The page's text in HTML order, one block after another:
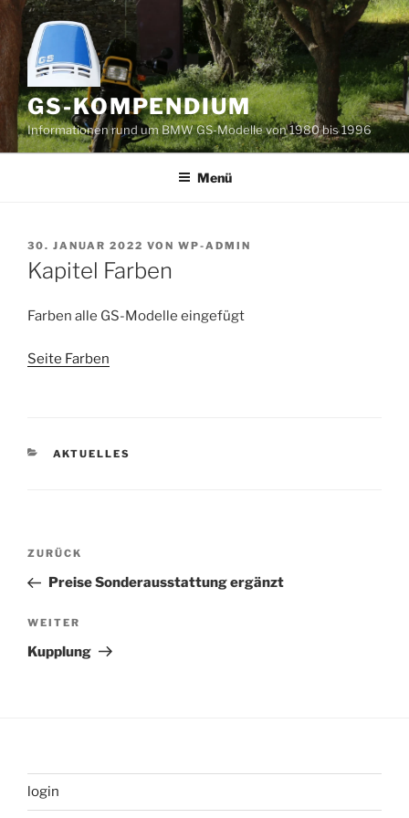
Zum
Inhalt
springen
GS-KOMPENDIUM
Informationen rund um BMW GS-Modelle von 1980 bis 1996
Menü
VERÖFFENTLICHT
AM
30. JANUAR 2022 VON WP-ADMIN
Kapitel Farben
Farben alle GS-Modelle eingefügt
Seite Farben
KATEGORIEN
AKTUELLES
Beitragsnavigation
Vorheriger
Beitrag
ZURÜCK
Preise Sonderausstattung ergänzt
Nächster
Beitrag
WEITER
Kupplung
login